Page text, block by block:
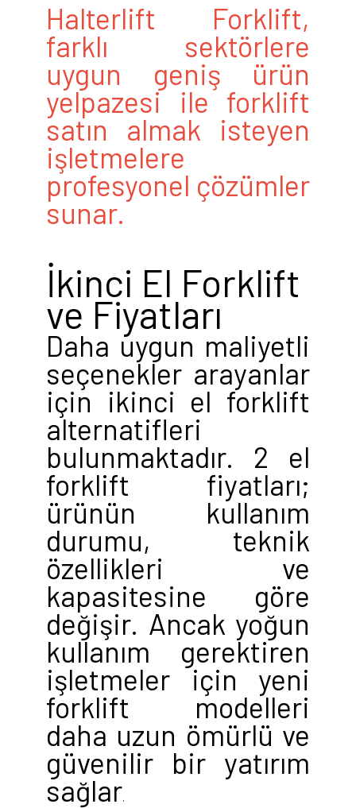
Halterlift Forklift,
farklı sektörlere
uygun geniş ürün
yelpazesi ile forklift
satın almak isteyen
işletmelere
profesyonel çözümler
sunar.
İkinci El Forklift
ve Fiyatları
Daha uygun maliyetli
seçenekler arayanlar
için ikinci el forklift
alternatifleri
bulunmaktadır. 2 el
forklift fiyatları;
ürünün kullanım
durumu, teknik
özellikleri ve
kapasitesine göre
değişir. Ancak yoğun
kullanım gerektiren
işletmeler için yeni
forklift modelleri
daha uzun ömürlü ve
güvenilir bir yatırım
sağlar.